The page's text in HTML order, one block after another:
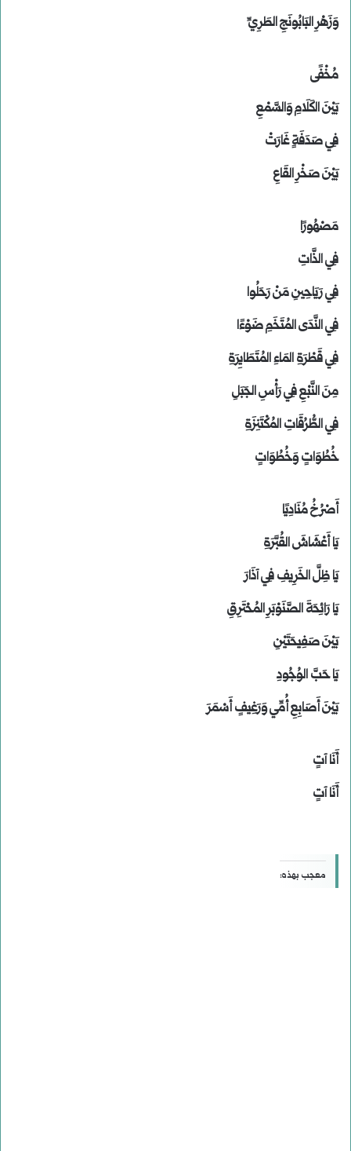
وَزَهْرِ البَابُونَجِ الطَرِيِّ
مُخْفًى
بَيْنَ الكَلَامِ وَالسَّمْعِ
فِي صَدَفَةٍ غَارَتْ
بَيْنَ صَخْرِ القَاعِ
مَصْهُورًا
فِي الذَّاتِ
فِي رَيَاحِينِ مَنْ رَحَلُوا
فِي النَّدَى المُتَخَمِ ضَوْءًا
فِي قَطْرَةِ المَاءِ المُتَطَايِرَةِ
مِنَ النَّبْعِ فِي رَأْسِ الجَبَلِ
فِي الطُّرُقَاتِ المُكْتَنِزَةِ
خُطُوَاتٍ وَخُطُوَاتٍ
أَصْرُخُ مُنَادِيًا
يَا أَعْشَاشَ القُبَّرَةِ
يَا ظِلَّ الخَرِيفِ فِي آذَارَ
يَا رَائِحَةَ الصَّنَوْبَرِ المُحْتَرِقِ
بَيْنَ صَفِيحَتَيْنِ
يَا حَبَّ الوُجُودِ
بَيْنَ أَصَابِعِ أُمِّي وَرَغِيفٍ أَسْمَرَ
أَنَا آتٍ
أَنَا آتٍ
معجب بهذه: